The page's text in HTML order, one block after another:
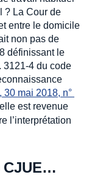
? La Cour de
entre le domicile
non pas de
définissant le
3121-4 du code
30 mai 2018, n°
est revenue
l’interprétation
CJUE…